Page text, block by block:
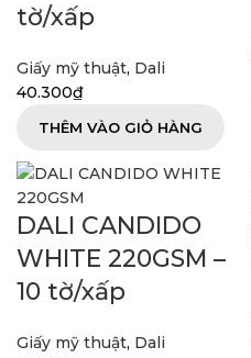
tờ/xấp
Giấy mỹ thuật, Dali
40.300₫
THÊM VÀO GIỎ HÀNG
DALI CANDIDO
WHITE 220GSM –
10 tờ/xấp
Giấy mỹ thuật, Dali